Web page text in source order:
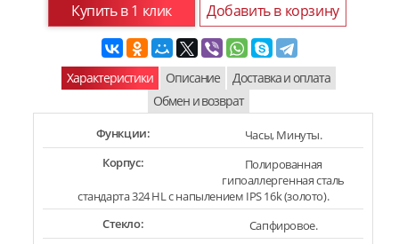
Купить в 1 клик Добавить в корзину
Характеристики Описание
Доставка и оплата
Обмен и возврат
Функции:
Часы, Минуты.
Корпус:
Полированная
гипоаллергенная сталь
стандарта 324 HL с напылением IPS 16k (золото).
Стекло:
Сапфировое.